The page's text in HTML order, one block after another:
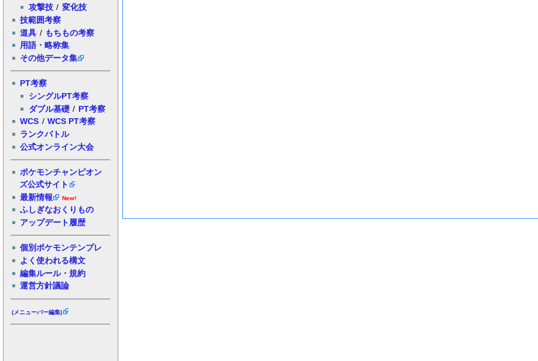
攻撃技 / 変化技
技範囲考察
道具 / もちもの考察
用語・略称集
その他データ集
PT考察
シングルPT考察
ダブル基礎 / PT考察
WCS / WCS PT考察
ランクバトル
公式オンライン大会
ポケモンチャンピオン
ズ公式サイト
最新情報
New!
ふしぎなおくりもの
アップデート履歴
個別ポケモンテンプレ
よく使われる構文
編集ルール・規約
運営方針議論
(メニューバー編集)